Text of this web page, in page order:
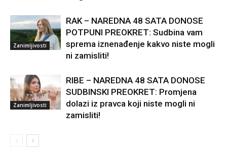
Zanimljivosti
POTPUNI PREOKRET: Sudbina vam
sprema iznenađenje kakvo niste mogli
ni zamisliti!
Zanimljivosti
SUDBINSKI PREOKRET: Promjena
dolazi iz pravca koji niste mogli ni
zamisliti!